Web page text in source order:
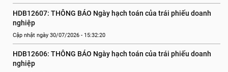
HDB12607: THÔNG BÁO Ngày hạch toán của trái phiếu doanh
nghiệp
Cập nhật ngày 30/07/2026 - 15:32:20
HDB12606: THÔNG BÁO Ngày hạch toán của trái phiếu doanh
nghiệp